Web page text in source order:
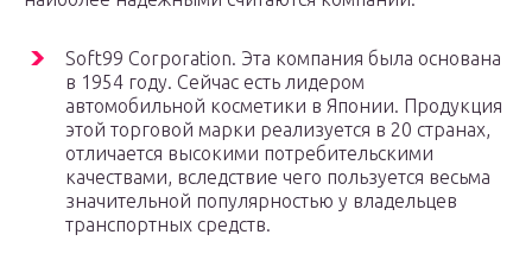
Soft99 Corporation. Эта компания была основана
в 1954 году. Сейчас есть лидером
автомобильной косметики в Японии. Продукция
этой торговой марки реализуется в 20 странах,
отличается высокими потребительскими
качествами, вследствие чего пользуется весьма
значительной популярностью у владельцев
транспортных средств.